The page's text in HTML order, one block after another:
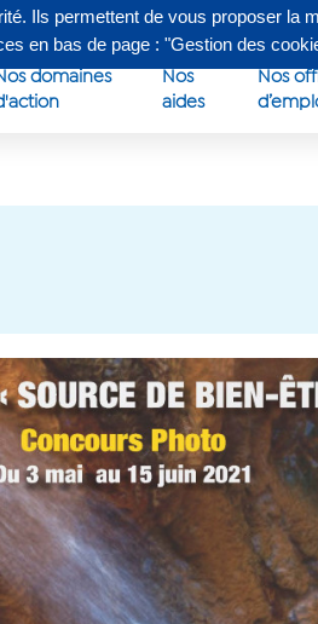
domaines
Nos
aides
Nos
Ils permettent de vous proposer la
en bas de page : "Gestion des